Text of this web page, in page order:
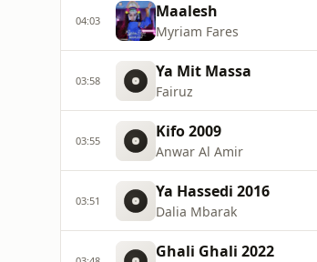
04:03 Maalesh
Myriam Fares
03:58 Ya Mit Massa
Fairuz
03:55 Kifo 2009
Anwar Al Amir
03:51 Ya Hassedi 2016
Dalia Mbarak
Ghali Ghali 2022